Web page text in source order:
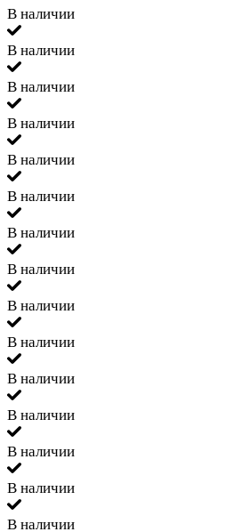
В наличии
В наличии
В наличии
В наличии
В наличии
В наличии
В наличии
В наличии
В наличии
В наличии
В наличии
В наличии
В наличии
В наличии
В наличии